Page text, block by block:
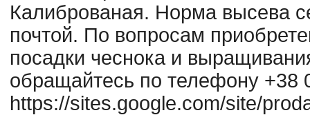
Калиброваная. Норма высева
почтой. По вопросам
посадки чеснока и
обращайтесь по телефону +38
https://sites.google.com/site/